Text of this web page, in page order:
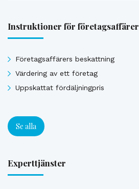
Instruktioner för företagsaffärer
Företagsaffärers beskattning
Värdering av ett företag
Uppskattat fördäljningpris
Se alla
Experttjänster